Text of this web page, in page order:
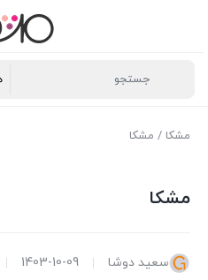
مشکا / مشکا
مشکا
سعید دوشا 1403-10-09